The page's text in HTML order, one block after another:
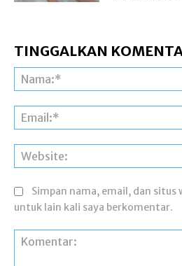
TINGGALKAN
Simpan nama, email, dan situs
untuk lain kali saya berkomentar.